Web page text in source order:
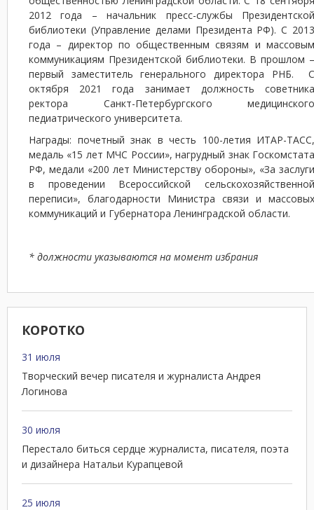
КОРОТКО
31 июля
Творческий вечер писателя и журналиста Андрея
Логинова
30 июля
Перестало биться сердце журналиста, писателя, поэта
и дизайнера Натальи Курапцевой
25 июля
2012 года – начальник пресс-службы Президентской
библиотеки (Управление делами Президента РФ). С 2013
года – директор по общественным связям и массовым
коммуникациям Президентской библиотеки. В прошлом –
первый заместитель генерального директора РНБ. С
октября 2021 года занимает должность советника
ректора Санкт-Петербургского медицинского
педиатрического университета.
Награды: почетный знак в честь 100-летия ИТАР-ТАСС,
медаль «15 лет МЧС России», нагрудный знак Госкомстата
РФ, медали «200 лет Министерству обороны», «За заслуги
в проведении Всероссийской сельскохозяйственной
переписи», благодарности Министра связи и массовых
коммуникаций и Губернатора Ленинградской области.
* должности указываются на момент избрания